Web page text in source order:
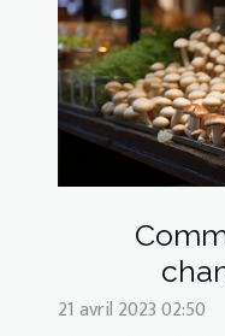
21 avril 2023 02:50